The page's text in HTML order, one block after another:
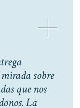
sobre
que nos
La